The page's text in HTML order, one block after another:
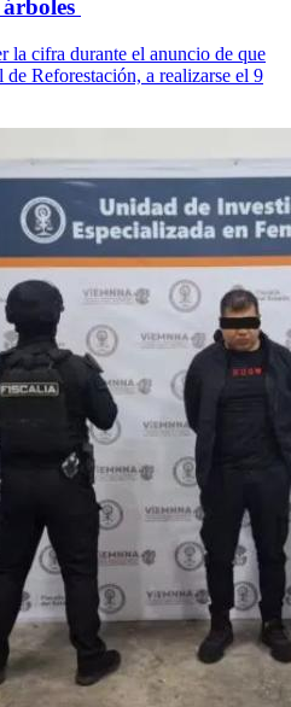
la cifra durante el anuncio de que
de Reforestación, a realizarse el 9